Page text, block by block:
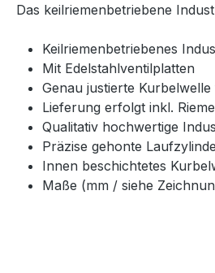
Das keilriemenbetriebene
Keilriemenbetriebenes
Mit Edelstahlventilplatten
Genau justierte
Lieferung erfolgt inkl.
Qualitativ hochwertige
Präzise gehonte
Innen beschichtetes
Maße (mm / siehe